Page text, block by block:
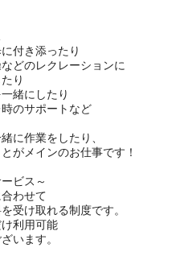
付き添ったり
などのレクレーションに
り
緒にしたり
時のサポートなど
に作業をしたり、
がメインのお仕事です！
ビス～
わせて
受け取れる制度です。
け利用可能
います。